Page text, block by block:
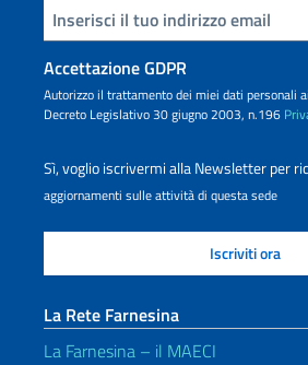
Inserisci la tua email
Accettazione GDPR
Autorizzo il trattamento dei miei dati personali
Decreto Legislativo 30 giugno 2003, n.196
Sì, voglio iscrivermi alla Newsletter per
aggiornamenti sulle attività di questa sede
La Rete Farnesina
La Farnesina – il MAECI